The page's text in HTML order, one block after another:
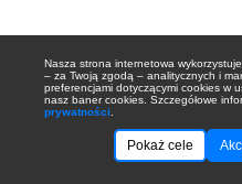
Nasza strona internetowa
– za Twoją zgodą – analitycznych i
preferencjami dotyczącymi cookies w
nasz baner cookies. Szczegółowe
prywatności
Pokaż cele